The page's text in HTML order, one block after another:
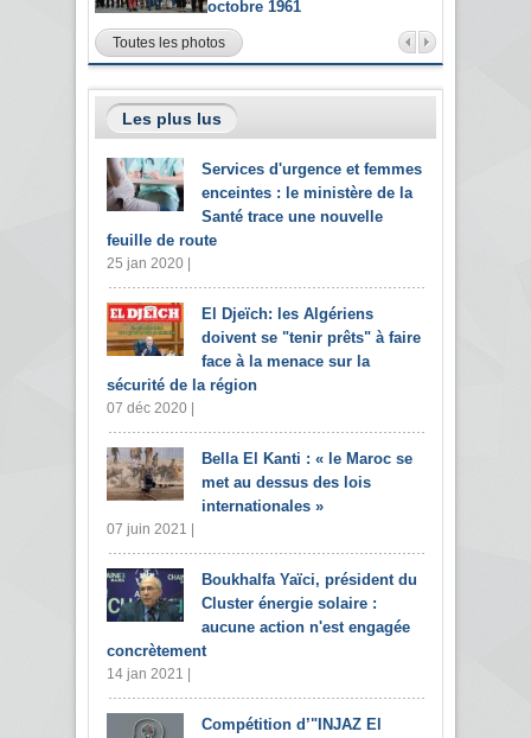
octobre 1961
Toutes les photos
Les plus lus
Services d'urgence et femmes
enceintes : le ministère de la
Santé trace une nouvelle
feuille de route
25 jan 2020 |
El Djeïch: les Algériens
doivent se "tenir prêts" à faire
face à la menace sur la
sécurité de la région
07 déc 2020 |
Bella El Kanti : « le Maroc se
met au dessus des lois
internationales »
07 juin 2021 |
Boukhalfa Yaïci, président du
Cluster énergie solaire :
aucune action n'est engagée
concrètement
14 jan 2021 |
Compétition d’"INJAZ El